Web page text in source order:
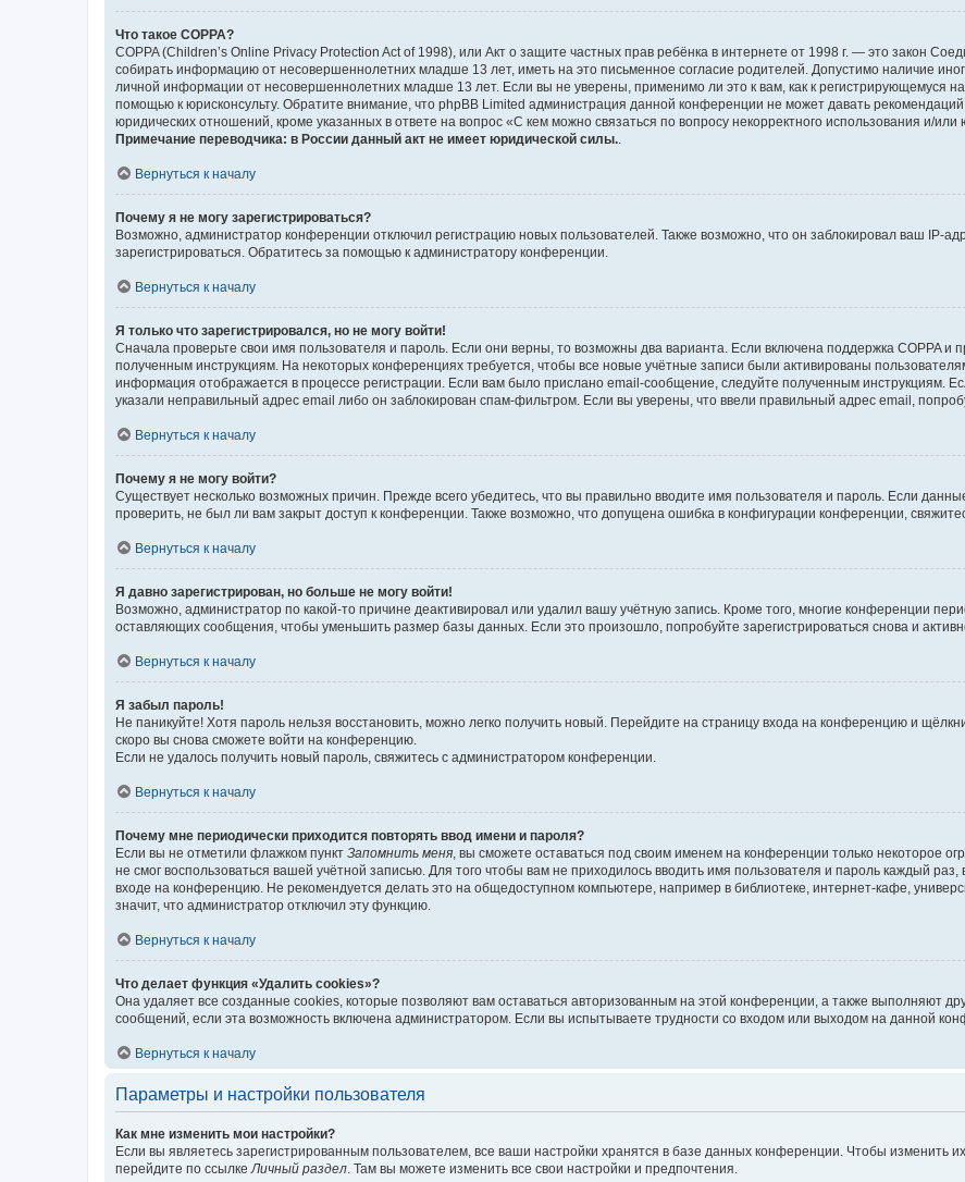
Что такое COPPA?
COPPA (Children’s Online Privacy Protection Act of 1998), или Акт о защите частных прав ребёнка в интернете от 1998 г. — это закон
собирать информацию от несовершеннолетних младше 13 лет, иметь на это письменное согласие родителей. Допустимо наличие
личной информации от несовершеннолетних младше 13 лет. Если вы не уверены, применимо ли это к вам, как к регистрирующемуся
помощью к юрисконсульту. Обратите внимание, что phpBB Limited администрация данной конференции не может давать
юридических отношений, кроме указанных в ответе на вопрос «С кем можно связаться по вопросу некорректного использования и/
Примечание переводчика: в России данный акт не имеет юридической силы.
Вернуться к началу
Почему я не могу зарегистрироваться?
Возможно, администратор конференции отключил регистрацию новых пользователей. Также возможно, что он заблокировал ваш IP-
зарегистрироваться. Обратитесь за помощью к администратору конференции.
Вернуться к началу
Я только что зарегистрировался, но не могу войти!
Сначала проверьте свои имя пользователя и пароль. Если они верны, то возможны два варианта. Если включена поддержка COPPA и
полученным инструкциям. На некоторых конференциях требуется, чтобы все новые учётные записи были активированы
информация отображается в процессе регистрации. Если вам было прислано email-сообщение, следуйте полученным инструкциям.
указали неправильный адрес email либо он заблокирован спам-фильтром. Если вы уверены, что ввели правильный адрес email,
Вернуться к началу
Почему я не могу войти?
Существует несколько возможных причин. Прежде всего убедитесь, что вы правильно вводите имя пользователя и пароль. Если
проверить, не был ли вам закрыт доступ к конференции. Также возможно, что допущена ошибка в конфигурации конференции,
Вернуться к началу
Я давно зарегистрирован, но больше не могу войти!
Возможно, администратор по какой-то причине деактивировал или удалил вашу учётную запись. Кроме того, многие конференции
оставляющих сообщения, чтобы уменьшить размер базы данных. Если это произошло, попробуйте зарегистрироваться снова и
Вернуться к началу
Я забыл пароль!
Не паникуйте! Хотя пароль нельзя восстановить, можно легко получить новый. Перейдите на страницу входа на конференцию и
скоро вы снова сможете войти на конференцию.
Если не удалось получить новый пароль, свяжитесь с администратором конференции.
Вернуться к началу
Почему мне периодически приходится повторять ввод имени и пароля?
Если вы не отметили флажком пункт Запомнить меня , вы сможете оставаться под своим именем на конференции только некоторое
не смог воспользоваться вашей учётной записью. Для того чтобы вам не приходилось вводить имя пользователя и пароль каждый
входе на конференцию. Не рекомендуется делать это на общедоступном компьютере, например в библиотеке, интернет-кафе,
значит, что администратор отключил эту функцию.
Вернуться к началу
Что делает функция «Удалить cookies»?
Она удаляет все созданные cookies, которые позволяют вам оставаться авторизованным на этой конференции, а также выполняют
сообщений, если эта возможность включена администратором. Если вы испытываете трудности со входом или выходом на данной
Вернуться к началу
Параметры и настройки пользователя
Как мне изменить мои настройки?
Если вы являетесь зарегистрированным пользователем, все ваши настройки хранятся в базе данных конференции. Чтобы изменить
перейдите по ссылке Личный раздел . Там вы можете изменить все свои настройки и предпочтения.